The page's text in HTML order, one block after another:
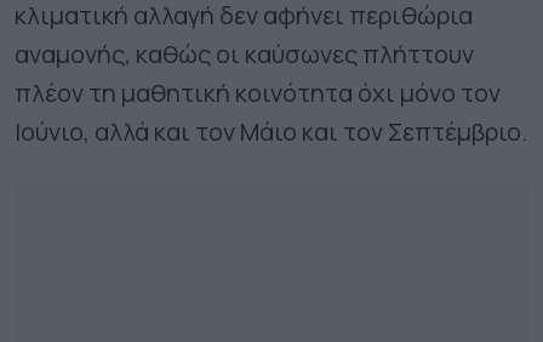
κλιματική αλλαγή δεν αφήνει περιθώρια
αναμονής, καθώς οι καύσωνες πλήττουν
πλέον τη μαθητική κοινότητα όχι μόνο τον
Ιούνιο, αλλά και τον Μάιο και τον Σεπτέμβριο.